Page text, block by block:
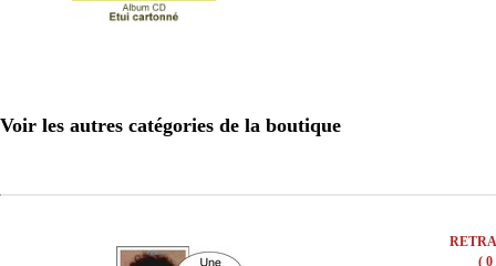
Voir les autres catégories de la boutique
( 0